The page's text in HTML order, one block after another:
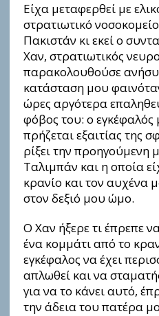
Είχα μεταφερθεί με
στρατιωτικό
Πακιστάν κι εκεί ο
Χαν, στρατιωτικός
παρακολουθούσε
κατάσταση μου
ώρες αργότερα
φόβος του: ο εγκέφαλός
πρήζεται εξαιτίας της
ρίξει την προηγούμενη
Ταλιμπάν και η οποία
κρανίο και τον αυχένα
στον δεξιό μου ώμο.
Ο Χαν ήξερε τι έπρεπε
ένα κομμάτι από το
εγκέφαλος να έχει
απλωθεί και να
για να το κάνει αυτό,
την άδεια του πατέρα